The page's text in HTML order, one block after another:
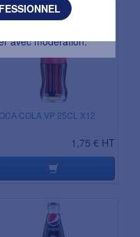
COLA VP 25CL X12
1,75 € HT
avec modération.